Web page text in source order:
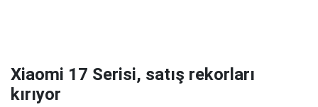
Xiaomi 17 Serisi, satış rekorları
kırıyor